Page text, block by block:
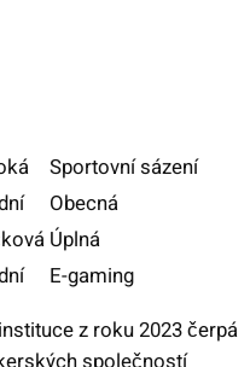
Sportovní sázení
Obecná
Úplná
E-gaming
z roku 2023 čerpá